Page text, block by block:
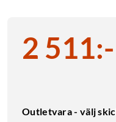
2 511:-
Outletvara - välj